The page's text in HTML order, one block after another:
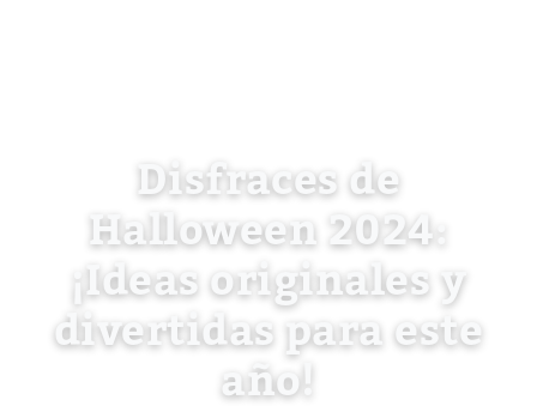
Disfraces de
Halloween 2024:
¡Ideas originales y
divertidas para este
año!